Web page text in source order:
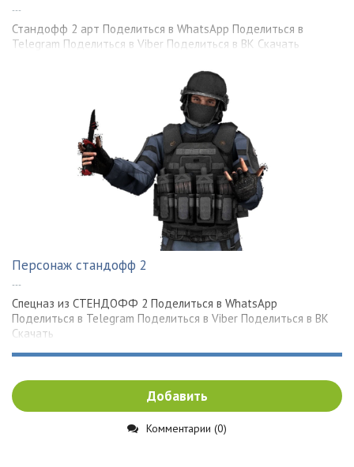
---
Стандофф 2 арт Поделиться в WhatsApp Поделиться в
Telegram Поделиться в Viber Поделиться в ВК Скачать
Персонаж стандофф 2
---
Спецназ из СТЕНДОФФ 2 Поделиться в WhatsApp
Поделиться в Telegram Поделиться в Viber Поделиться в ВК
Скачать
Добавить
Комментарии (0)